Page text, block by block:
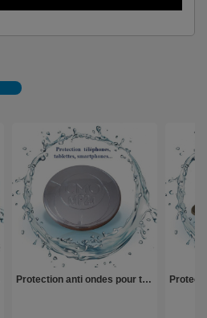
Protection anti ondes pour téléphone, smarphone, tablette